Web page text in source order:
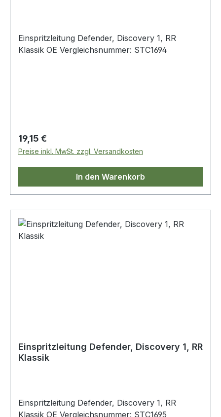
Einspritzleitung Defender, Discovery 1, RR
Klassik OE Vergleichsnummer: STC1694
Regulärer Preis:
19,15 €
Preise inkl. MwSt. zzgl. Versandkosten
In den Warenkorb
Einspritzleitung Defender, Discovery 1, RR
Klassik
Einspritzleitung Defender, Discovery 1, RR
Klassik OE Vergleichsnummer: STC1695